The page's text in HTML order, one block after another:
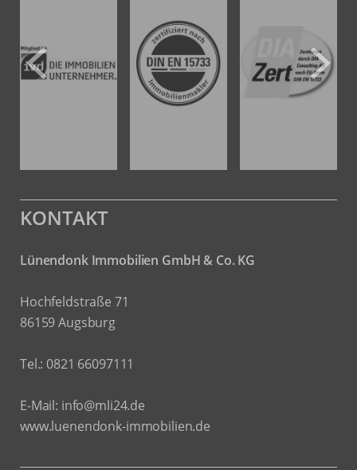
KONTAKT
Lünendonk Immobilien GmbH & Co. KG
Hochfeldstraße 71
86159 Augsburg
Tel.: 0821 66097111
E-Mail: info@mli24.de
www.luenendonk-immobilien.de